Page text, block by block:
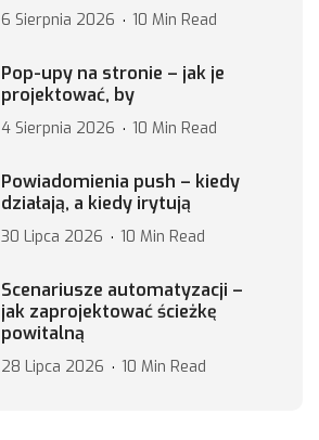
6 Sierpnia 2026 10 Min Read
Pop-upy na stronie – jak je
projektować, by
4 Sierpnia 2026 10 Min Read
Powiadomienia push – kiedy
działają, a kiedy irytują
30 Lipca 2026 10 Min Read
Scenariusze automatyzacji –
jak zaprojektować ścieżkę
powitalną
28 Lipca 2026 10 Min Read